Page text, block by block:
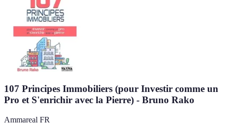
107 Principes Immobiliers (pour Investir comme un
Pro et S'enrichir avec la Pierre) - Bruno Rako
Ammareal FR